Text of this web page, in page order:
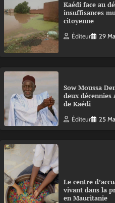
Kaédi face au
insuffisances
citoyenne
Éditeur 29
Sow Moussa
deux
de Kaédi
Éditeur 25
Le centre
vivant dans la
en Mauritanie